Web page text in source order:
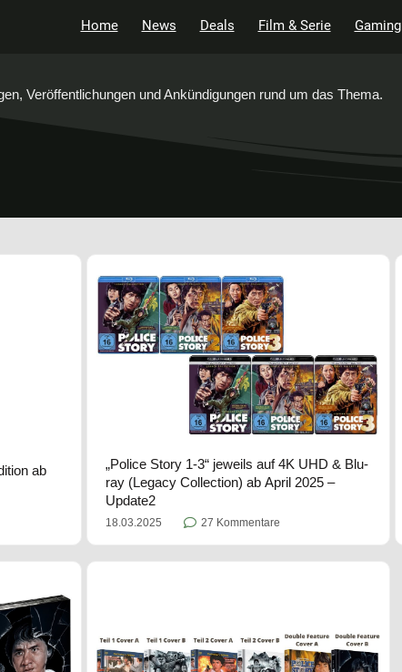
Home News Deals Film & Serie Gaming
Veröffentlichungen und Ankündigungen rund um das Thema.
ab
„Police Story 1-3“ jeweils auf 4K UHD & Blu-
ray (Legacy Collection) ab April 2025 –
Update2
18.03.2025 27 Kommentare